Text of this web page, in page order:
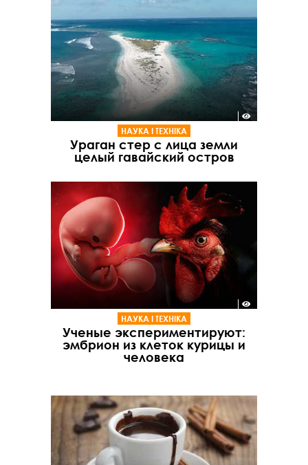
НАУКА І ТЕХНІКА
Ураган стер с лица земли
целый гавайский остров
НАУКА І ТЕХНІКА
Ученые экспериментируют:
эмбрион из клеток курицы и
человека